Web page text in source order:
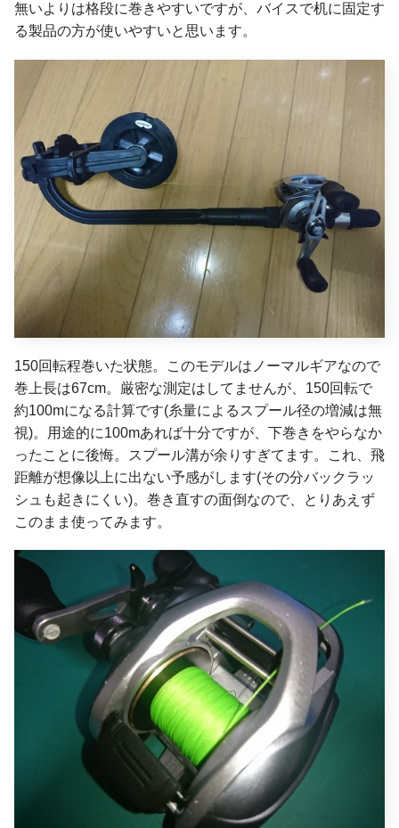
無いよりは格段に巻きやすいですが、バイスで机に固定す
る製品の方が使いやすいと思います。
150回転程巻いた状態。このモデルはノーマルギアなので
巻上長は67cm。厳密な測定はしてませんが、150回転で
約100mになる計算です(糸量によるスプール径の増減は無
視)。用途的に100mあれば十分ですが、下巻きをやらなか
ったことに後悔。スプール溝が余りすぎてます。これ、飛
距離が想像以上に出ない予感がします(その分バックラッ
シュも起きにくい)。巻き直すの面倒なので、とりあえず
このまま使ってみます。